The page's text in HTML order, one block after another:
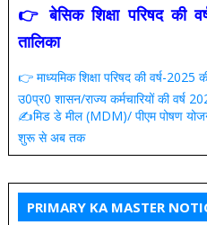
👉 बेसिक शिक्षा परिषद की
तालिका
👉 माध्यमिक शिक्षा परिषद की वर्ष-2025
उ0प्र0 शासन/राज्य कर्मचारियों की वर्ष
✍️मिड डे मील (MDM)/ पीएम पोषण
शुरू से अब तक
PRIMARY KA MASTER